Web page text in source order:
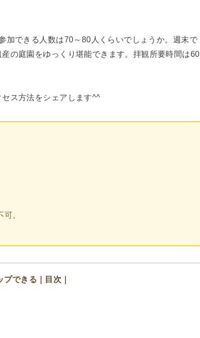
加できる人数は70～80人くらいでしょうか。週末で
の庭園をゆっくり堪能できます。拝観所要時間は60
ス方法をシェアします^^
。
プできる｜目次｜